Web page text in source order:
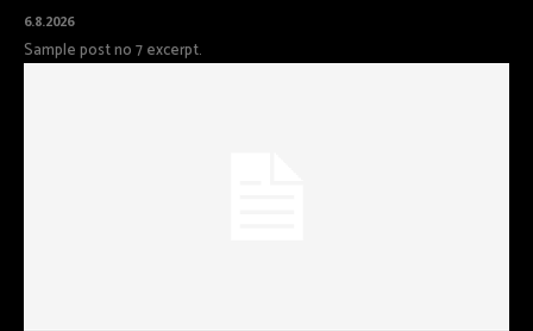
6.8.2026
Sample post no 7 excerpt.